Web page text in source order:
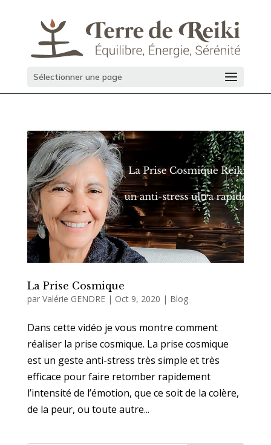
Sélectionner une page
La Prise Cosmique
par Valérie GENDRE| Oct 9, 2020 | Blog
Dans cette vidéo je vous montre comment
réaliser la prise cosmique. La prise cosmique
est un geste anti-stress très simple et très
efficace pour faire retomber rapidement
l’intensité de l’émotion, que ce soit de la colère,
de la peur, ou toute autre...